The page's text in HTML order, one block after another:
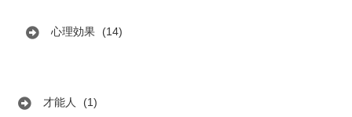
心理効果 (14)
才能人 (1)